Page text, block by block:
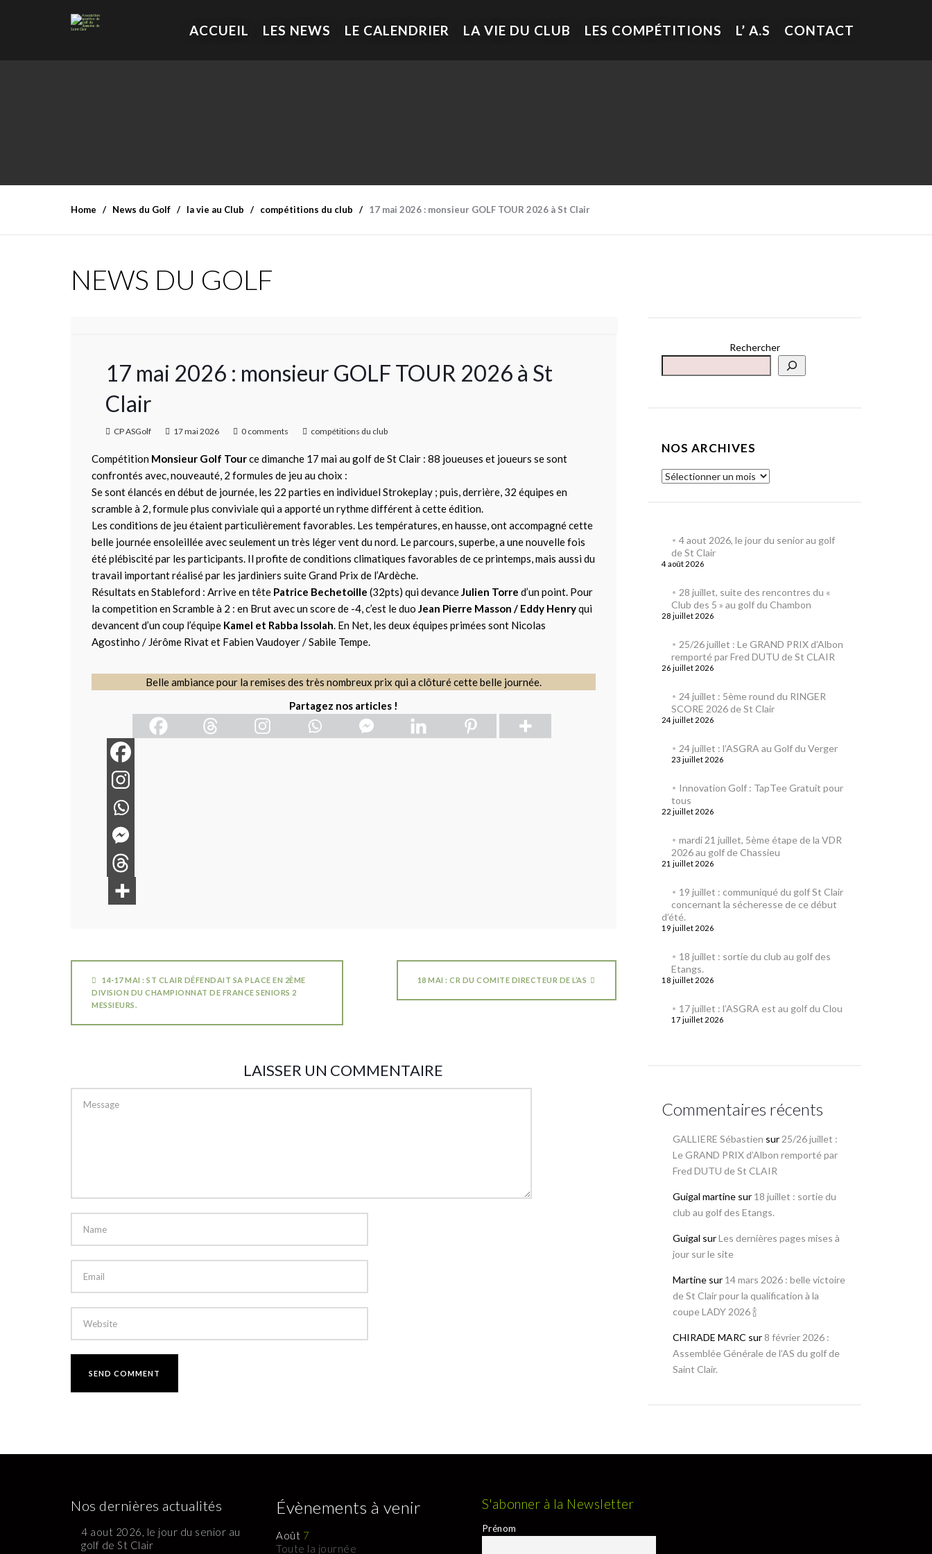
ACCUEIL LES NEWS LE CALENDRIER LA VIE DU CLUB LES COMPÉTITIONS L’ A.S CONTACT
Home News du Golf la vie au Club compétitions du club 17 mai 2026 : monsieur GOLF TOUR 2026 à St Clair
NEWS DU GOLF
17 mai 2026 : monsieur GOLF TOUR 2026 à St
Clair
CP ASGolf 17 mai 2026 0 comments compétitions du club
Compétition Monsieur Golf Tource dimanche 17 mai au golf de St Clair : 88 joueuses et joueurs se sont
confrontés avec, nouveauté, 2 formules de jeu au choix :
Se sont élancés en début de journée, les 22 parties en individuel Strokeplay ; puis, derrière, 32 équipes en
scramble à 2, formule plus conviviale qui a apporté un rythme différent à cette édition.
Les conditions de jeu étaient particulièrement favorables. Les températures, en hausse, ont accompagné cette
belle journée ensoleillée avec seulement un très léger vent du nord. Le parcours, superbe, a une nouvelle fois
été plébiscité par les participants. Il profite de conditions climatiques favorables de ce printemps, mais aussi du
travail important réalisé par les jardiniers suite Grand Prix de l’Ardèche.
Résultats en Stableford : Arrive en tête Patrice Bechetoille (32pts) qui devanceJulien Torre d’un point. Pour
la competition en Scramble à 2 : en Brut avec un score de -4, c’est le duo Jean Pierre Masson / Eddy Henryqui
devancent d’un coup l’équipe Kamel et Rabba Issolah. En Net, les deux équipes primées sont Nicolas
Agostinho / Jérôme Rivat et Fabien Vaudoyer / Sabile Tempe.
Belle ambiance pour la remises des très nombreux prix qui a clôturé cette belle journée.
Partagez nos articles !
14-17 MAI : ST CLAIR DÉFENDAIT SA PLACE EN 2ÈME
DIVISION DU CHAMPIONNAT DE FRANCE SENIORS 2
MESSIEURS.
18 MAI : CR DU COMITE DIRECTEUR DE L’AS
LAISSER UN COMMENTAIRE
Rechercher
NOS ARCHIVES
4 aout 2026, le jour du senior au golf
de St Clair
4 août 2026
28 juillet, suite des rencontres du «
Club des 5 » au golf du Chambon
28 juillet 2026
25/26 juillet : Le GRAND PRIX d’Albon
remporté par Fred DUTU de St CLAIR
26 juillet 2026
24 juillet : 5ème round du RINGER
SCORE 2026 de St Clair
24 juillet 2026
24 juillet : l’ASGRA au Golf du Verger
23 juillet 2026
Innovation Golf : TapTee Gratuit pour
tous
22 juillet 2026
mardi 21 juillet, 5ème étape de la VDR
2026 au golf de Chassieu
21 juillet 2026
19 juillet : communiqué du golf St Clair
concernant la sécheresse de ce début
d’été.
19 juillet 2026
18 juillet : sortie du club au golf des
Etangs.
18 juillet 2026
17 juillet : l’ASGRA est au golf du Clou
17 juillet 2026
Commentaires récents
GALLIERE Sébastien sur 25/26 juillet :
Le GRAND PRIX d’Albon remporté par
Fred DUTU de St CLAIR
Guigal martine sur 18 juillet : sortie du
club au golf des Etangs.
Guigal surLes dernières pages mises à
jour sur le site
Martine sur 14 mars 2026 : belle victoire
de St Clair pour la qualification à la
coupe LADY 2026 🍾
CHIRADE MARC sur 8 février 2026 :
Assemblée Générale de l’AS du golf de
Saint Clair.
Nos dernières actualités
4 aout 2026, le jour du senior au
golf de St Clair
Évènements à venir
Août 7
Toute la journée
S'abonner à la Newsletter
Prénom